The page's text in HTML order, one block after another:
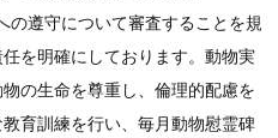
遵守について審査することを規
を明確にしております。動物実
の生命を尊重し、倫理的配慮を
育訓練を行い、毎月動物慰霊碑